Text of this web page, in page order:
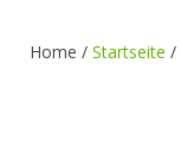
Home / Startseite /